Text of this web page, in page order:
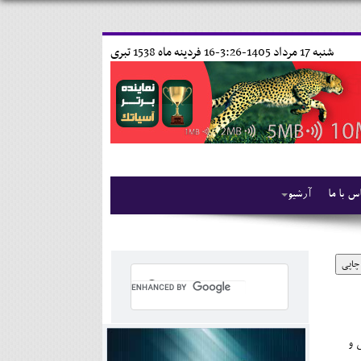
16 فردينه ماه 1538 تبری شنبه 17 مرداد 1405-3:26-
آرشیو با ما
و